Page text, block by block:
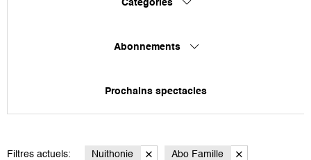
Catégories
Abonnements
Prochains spectacles
Filtres actuels: Nuithonie Abo Famille